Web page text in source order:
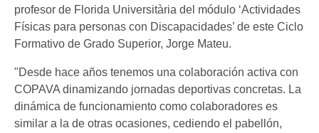
profesor de Florida Universitària del módulo ‘Actividades
Físicas para personas con Discapacidades’ de este Ciclo
Formativo de Grado Superior, Jorge Mateu.
"Desde hace años tenemos una colaboración activa con
COPAVA dinamizando jornadas deportivas concretas. La
dinámica de funcionamiento como colaboradores es
similar a la de otras ocasiones, cediendo el pabellón,